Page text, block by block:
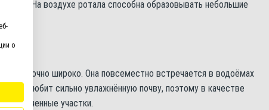
На воздухе ротала способна образовывать небольшие
достаточно широко. Она повсеместно встречается в водоёмах
любит сильно увлажнённую почву, поэтому в качестве
участки.
о